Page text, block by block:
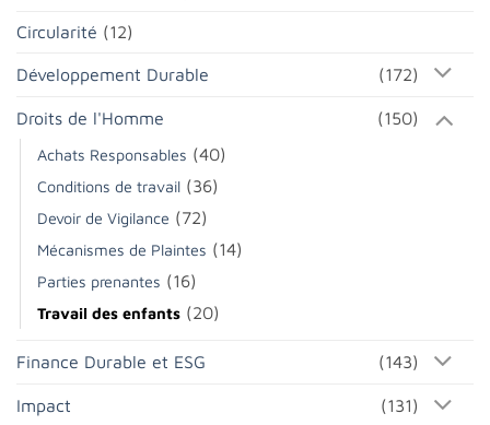
Circularité (12)
Développement Durable (172)
Droits de l'Homme (150)
Achats Responsables (40)
Conditions de travail (36)
Devoir de Vigilance (72)
Mécanismes de Plaintes (14)
Parties prenantes (16)
Travail des enfants (20)
Finance Durable et ESG (143)
Impact (131)